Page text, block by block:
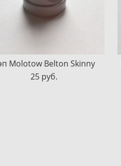
Molotow Belton Skinny
25 pуб.